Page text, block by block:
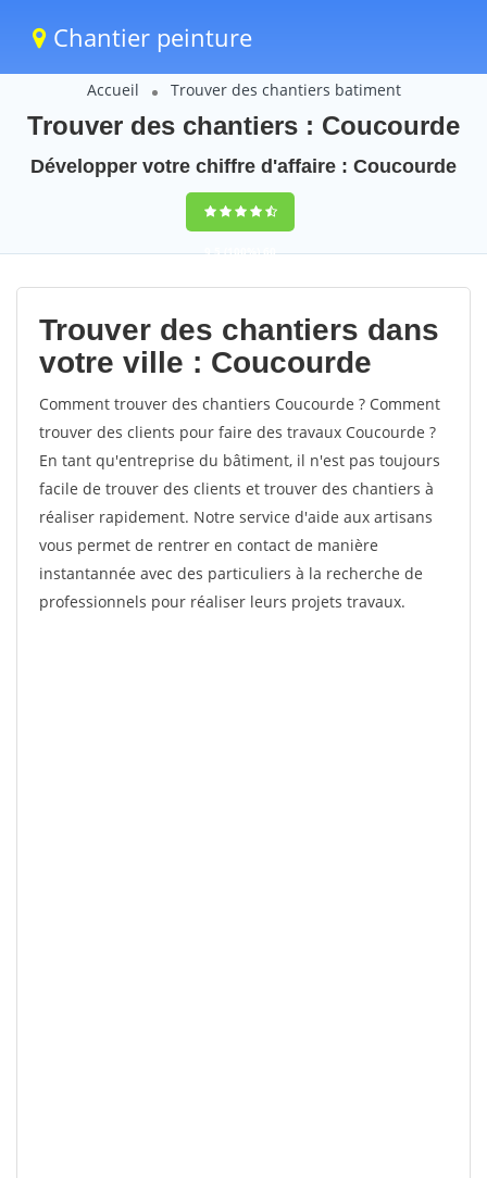
Chantier peinture
Accueil Trouver des chantiers batiment
Trouver des chantiers : Coucourde
Développer votre chiffre d'affaire : Coucourde
9,5(100%)60
votes
Trouver des chantiers dans
votre ville : Coucourde
Comment trouver des chantiers Coucourde ? Comment
trouver des clients pour faire des travaux Coucourde ?
En tant qu'entreprise du bâtiment, il n'est pas toujours
facile de trouver des clients et trouver des chantiers à
réaliser rapidement. Notre service d'aide aux artisans
vous permet de rentrer en contact de manière
instantannée avec des particuliers à la recherche de
professionnels pour réaliser leurs projets travaux.